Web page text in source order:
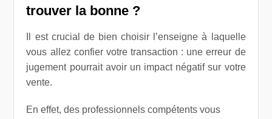
trouver la bonne ?
Il est crucial de bien choisir l’enseigne à laquelle
vous allez confier votre transaction : une erreur de
jugement pourrait avoir un impact négatif sur votre
vente.
En effet, des professionnels compétents vous